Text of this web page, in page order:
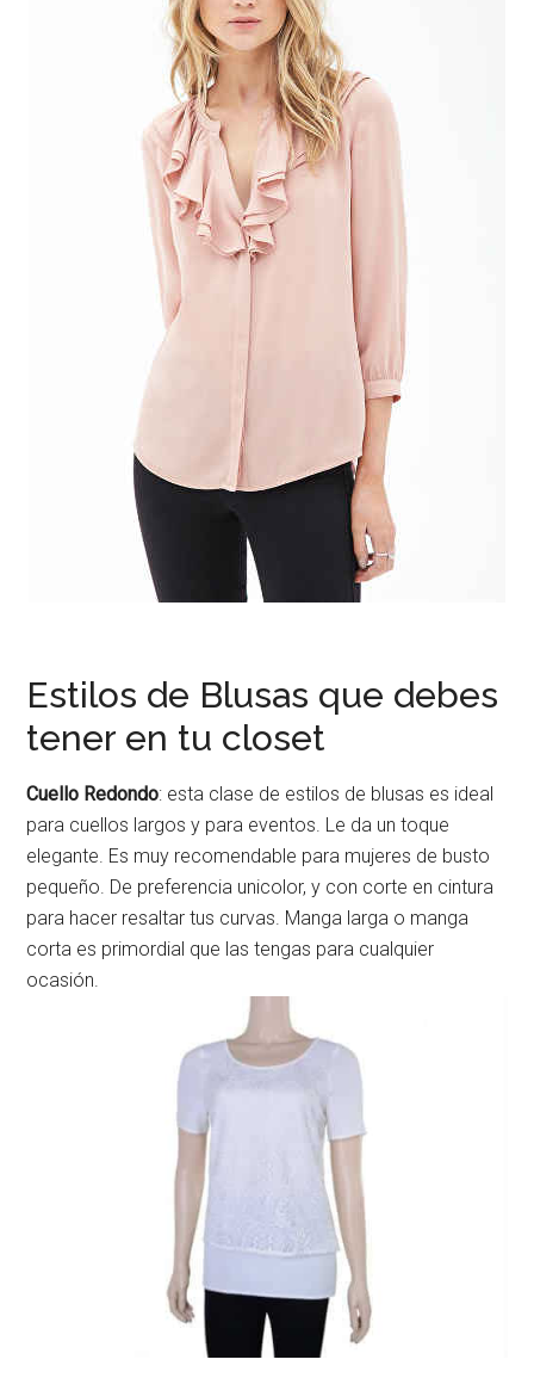
Estilos de Blusas que debes
tener en tu closet
Cuello Redondo: esta clase de estilos de blusas es ideal
para cuellos largos y para eventos. Le da un toque
elegante. Es muy recomendable para mujeres de busto
pequeño. De preferencia unicolor, y con corte en cintura
para hacer resaltar tus curvas. Manga larga o manga
corta es primordial que las tengas para cualquier
ocasión.